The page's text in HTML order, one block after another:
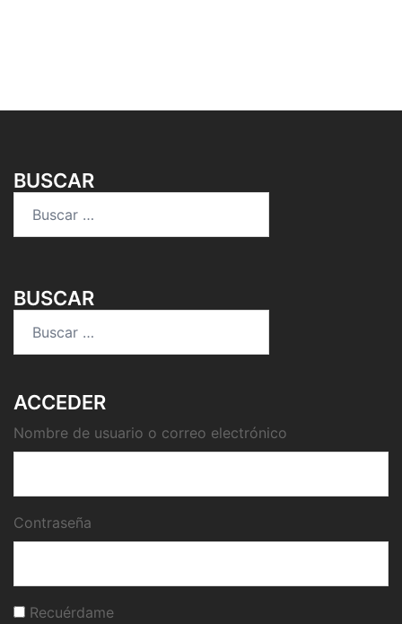
BUSCAR
BUSCAR
ACCEDER
Nombre de usuario o correo electrónico
Contraseña
Recuérdame